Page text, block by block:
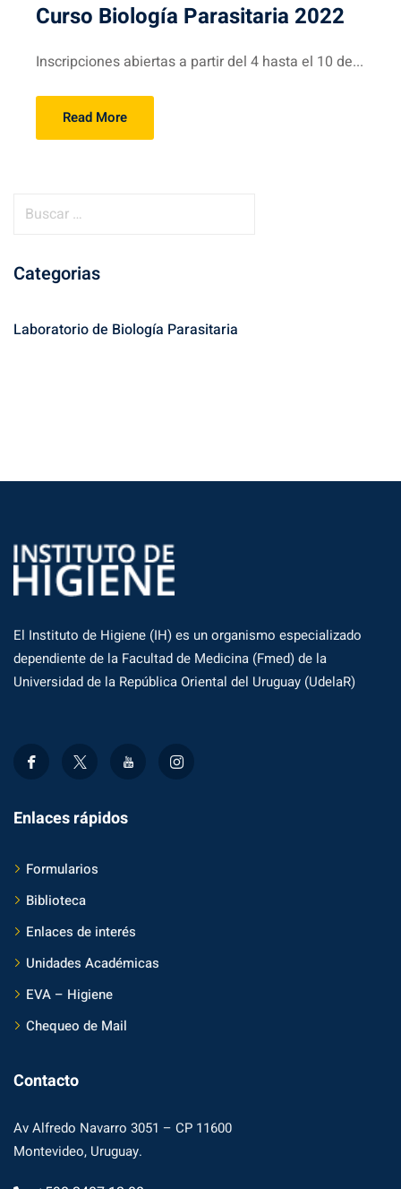
Curso Biología Parasitaria 2022
Inscripciones abiertas a partir del 4 hasta el 10 de...
Read More
c
r
Categorias
Laboratorio de Biología Parasitaria
El Instituto de Higiene (IH) es un organismo especializado
dependiente de la Facultad de Medicina (Fmed) de la
Universidad de la República Oriental del Uruguay (UdelaR)
Enlaces rápidos
Formularios
Biblioteca
Enlaces de interés
Unidades Académicas
EVA – Higiene
Chequeo de Mail
Contacto
Av Alfredo Navarro 3051 – CP 11600
Montevideo, Uruguay.